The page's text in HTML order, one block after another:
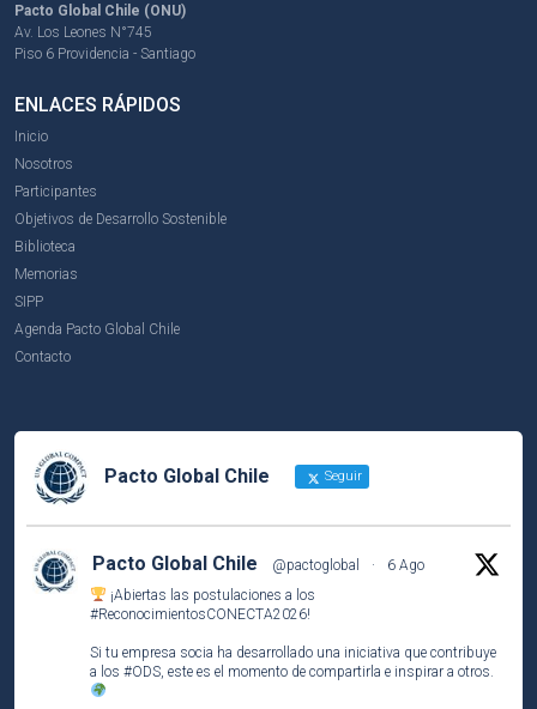
Pacto Global Chile (ONU)
Av. Los Leones N°745
Piso 6 Providencia - Santiago
ENLACES RÁPIDOS
Inicio
Nosotros
Participantes
Objetivos de Desarrollo Sostenible
Biblioteca
Memorias
SIPP
Agenda Pacto Global Chile
Contacto
Pacto Global Chile Seguir
Pacto Global Chile @pactoglobal ·
6 Ago
¡Abiertas las postulaciones a los
#ReconocimientosCONECTA2026!
Si tu empresa socia ha desarrollado una iniciativa que contribuye
a los #ODS , este es el momento de compartirla e inspirar a otros.